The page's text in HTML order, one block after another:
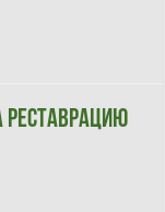
реставрацию